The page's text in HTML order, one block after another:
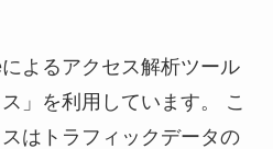
よるアクセス解析ツール
」を利用しています。 こ
はトラフィックデータの